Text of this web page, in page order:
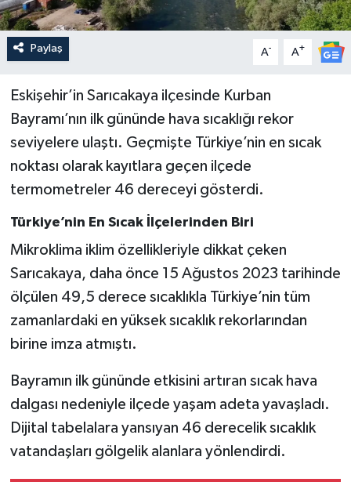
Paylaş A- A+
Eskişehir’in Sarıcakaya ilçesinde Kurban
Bayramı’nın ilk gününde hava sıcaklığı rekor
seviyelere ulaştı. Geçmişte Türkiye’nin en sıcak
noktası olarak kayıtlara geçen ilçede
termometreler 46 dereceyi gösterdi.
Türkiye’nin En Sıcak İlçelerinden Biri
Mikroklima iklim özellikleriyle dikkat çeken
Sarıcakaya, daha önce 15 Ağustos 2023 tarihinde
ölçülen 49,5 derece sıcaklıkla Türkiye’nin tüm
zamanlardaki en yüksek sıcaklık rekorlarından
birine imza atmıştı.
Bayramın ilk gününde etkisini artıran sıcak hava
dalgası nedeniyle ilçede yaşam adeta yavaşladı.
Dijital tabelalara yansıyan 46 derecelik sıcaklık
vatandaşları gölgelik alanlara yönlendirdi.